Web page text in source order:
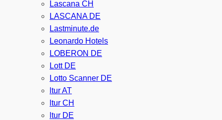
Lascana CH
LASCANA DE
Lastminute.de
Leonardo Hotels
LOBERON DE
Lott DE
Lotto Scanner DE
ltur AT
ltur CH
ltur DE